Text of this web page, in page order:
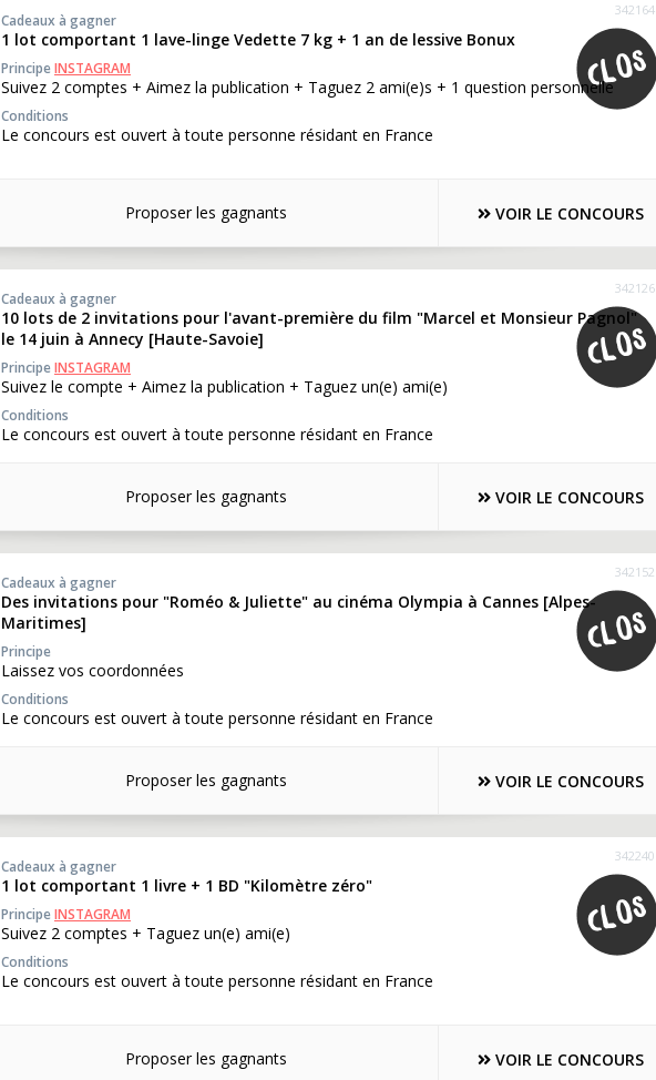
342164
Cadeaux à gagner
1 lot comportant 1 lave-linge Vedette 7 kg + 1 an de lessive Bonux
PrincipeINSTAGRAM
Suivez 2 comptes + Aimez la publication + Taguez 2 ami(e)s + 1 question personnelle
Conditions
Le concours est ouvert à toute personne résidant en France
Proposer les gagnants VOIR LE CONCOURS
342126
Cadeaux à gagner
10 lots de 2 invitations pour l'avant-première du film "Marcel et Monsieur Pagnol"
le 14 juin à Annecy [Haute-Savoie]
PrincipeINSTAGRAM
Suivez le compte + Aimez la publication + Taguez un(e) ami(e)
Conditions
Le concours est ouvert à toute personne résidant en France
Proposer les gagnants VOIR LE CONCOURS
342152
Cadeaux à gagner
Des invitations pour "Roméo & Juliette" au cinéma Olympia à Cannes [Alpes-
Maritimes]
Principe
Laissez vos coordonnées
Conditions
Le concours est ouvert à toute personne résidant en France
Proposer les gagnants VOIR LE CONCOURS
342240
Cadeaux à gagner
1 lot comportant 1 livre + 1 BD "Kilomètre zéro"
PrincipeINSTAGRAM
Suivez 2 comptes + Taguez un(e) ami(e)
Conditions
Le concours est ouvert à toute personne résidant en France
Proposer les gagnants VOIR LE CONCOURS